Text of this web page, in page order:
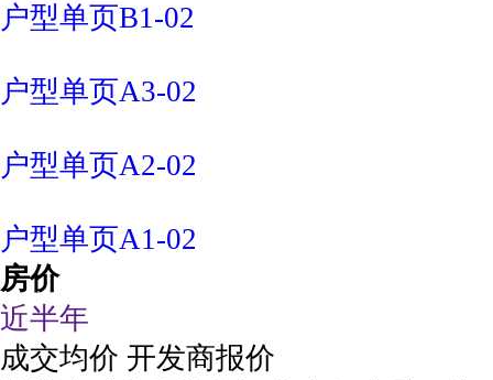
户型单页B1-02
户型单页A3-02
户型单页A2-02
户型单页A1-02
房价
近半年
成交均价 开发商报价